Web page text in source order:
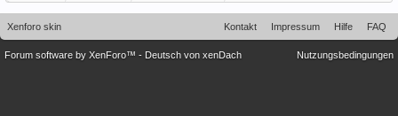
Xenforo skin Kontakt Impressum Hilfe FAQ
Nutzungsbedingungen
Forum software by XenForo™ - Deutsch von xenDach